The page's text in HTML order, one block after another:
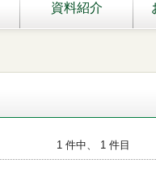
資料紹介
1 件中、 1 件目